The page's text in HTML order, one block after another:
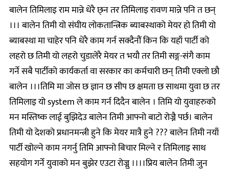
बालेन तिमिलाइ राम मान्ने धेरै छ्न तर तिमिलाइ रावण मान्ने पनि त छन्
।।। बालेन तिमी यो संघीय लोकतान्त्रिक ब्याबस्थाको मेयर हो तिमी यो
ब्याबस्था मा चाहेर पनि धेरै काम गर्न सक्दैनौं किन कि यहाँ पार्टी को
लहरो छ तिमी यो लहरो चुडालेरै मेयर त भयौ तर तिमी सङ्ग-संगै काम
गर्ने सबै पार्टीको कार्यकर्ता वा सरकार का कर्मचारी छन् तिमी एक्लो छौ
बालेन ।।।तिमि मा जोस छ ज्ञान छ सीप छ क्षमता छ साथमा युवा छ तर
तिमिलाइ यो system ले काम गर्न दिदैन बालेन । तिमि यो युवाहरुको
मन मस्तिष्क लाई बुझिदेउ बालेन तिमी आफ्नो बाटो रोज्नै पर्छ। बालेन
तिमी यो देशको प्रधानमन्त्री हुने कि मेयर मात्रै हुने ??? बालेन तिमी नयाँ
पार्टी खोल्ने काम नगर्नु तिमि आफ्नो बिचार मिल्ने र तिमिलाइ साथ
सहयोग गर्ने युवाको मन बुझेर एउटा रोज्नु ।।।।प्रिय बालेन तिमी जुन